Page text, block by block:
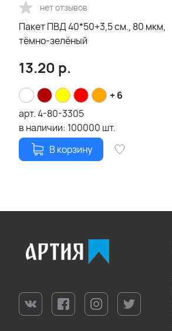
нет отзывов
Пакет ПВД 40*50+3,5 см., 80 мкм,
тёмно-зелёный
13.20 р.
+ 6
арт.4-80-3305
в наличии: 100000 шт.
В корзину